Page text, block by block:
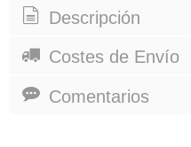
Descripción
Costes de Envío
Comentarios